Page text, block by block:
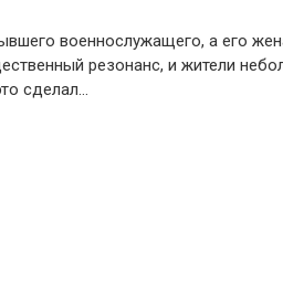
военнослужащего, а его
резонанс, и жители
сделал…